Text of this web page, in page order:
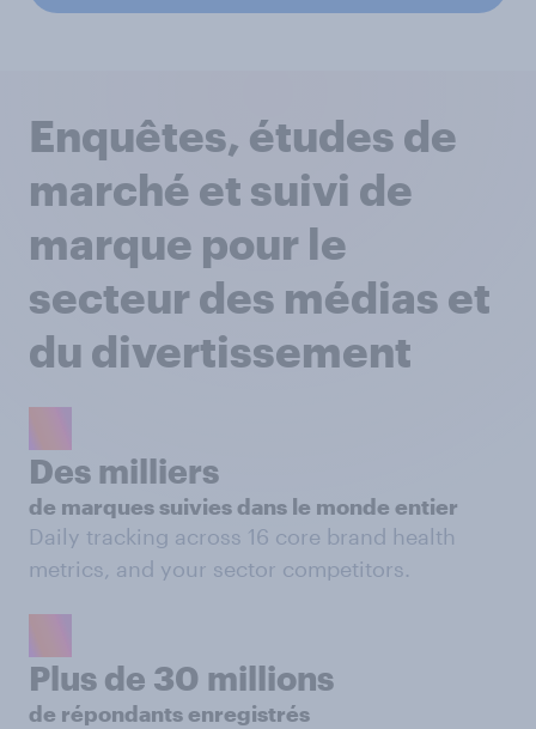
Enquêtes, études de
marché et suivi de
marque pour le
secteur des médias et
du divertissement
Des milliers
de marques suivies dans le monde entier
Daily tracking across 16 core brand health
metrics, and your sector competitors.
Plus de 30 millions
de répondants enregistrés